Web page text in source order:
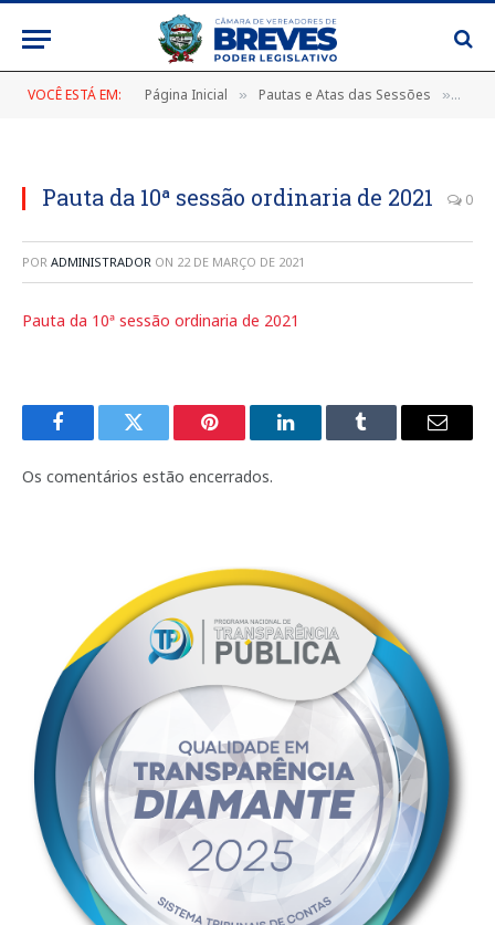
VOCÊ ESTÁ EM: Página Inicial » Pautas e Atas das Sessões »
Pauta da 10ª sessão ordinaria de 2021 0
POR ADMINISTRADOR ON 22 DE MARÇO DE 2021
Pauta da 10ª sessão ordinaria de 2021
FacebookTwitter Pinterest LinkedInTumblr
E-
Os comentários estão encerrados.